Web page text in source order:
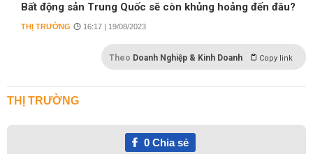
Bất động sản Trung Quốc sẽ còn khủng hoảng đến đâu?
THỊ TRƯỜNG 16:17 | 19/08/2023
Theo Doanh Nghiệp & Kinh Doanh Copy link
THỊ TRƯỜNG
0Chia sẻ